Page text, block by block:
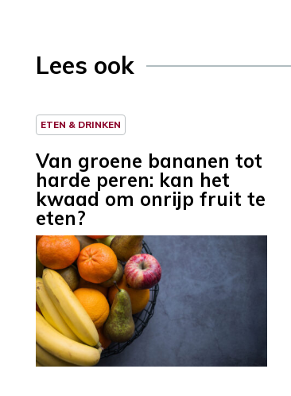
Lees ook
ETEN & DRINKEN
Van groene bananen tot
harde peren: kan het
kwaad om onrijp fruit te
eten?